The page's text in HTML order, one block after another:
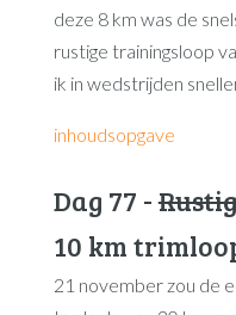
deze 8 km was de
rustige trainingsloop
ik in wedstrijden
inhoudsopgave
Dag 77 -
10 km
21 november zou de